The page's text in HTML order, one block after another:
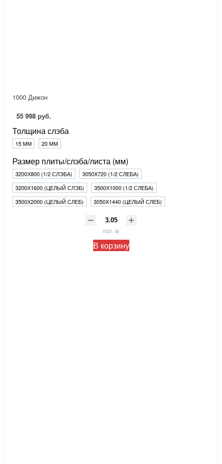
1000 Дижон
55 998 руб.
Толщина слэба
15 ММ 20 ММ
Размер плиты/слэба/листа (мм)
3200Х800 (1/2 СЛЭБА)
3050X720 (1/2 СЛЕБА)
3200Х1600 (ЦЕЛЫЙ СЛЭБ)
3500Х1000 (1/2 СЛЕБА)
3500Х2000 (ЦЕЛЫЙ СЛЕБ)
3050X1440 (ЦЕЛЫЙ СЛЕБ)
пог. м
В корзину